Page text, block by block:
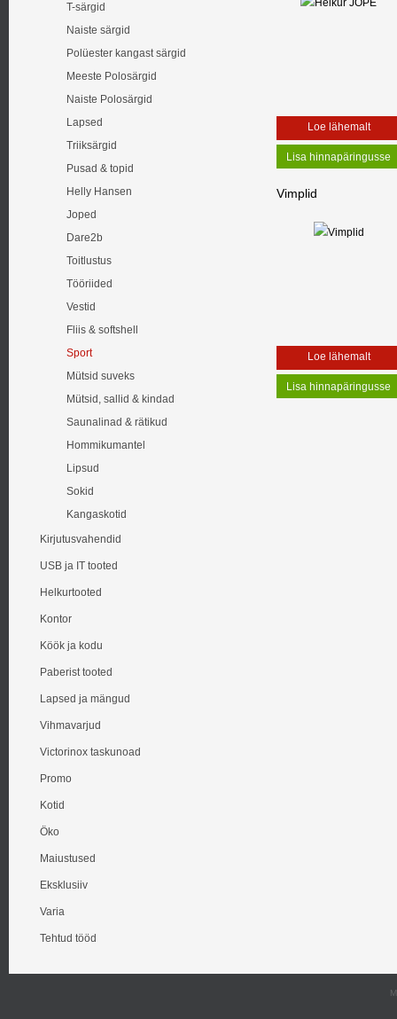
T-särgid
Naiste särgid
Polüester kangast särgid
Meeste Polosärgid
Naiste Polosärgid
Lapsed
Triiksärgid
Pusad & topid
Helly Hansen
Joped
Dare2b
Toitlustus
Tööriided
Vestid
Fliis & softshell
Sport
Mütsid suveks
Mütsid, sallid & kindad
Saunalinad & rätikud
Hommikumantel
Lipsud
Sokid
Kangaskotid
Kirjutusvahendid
USB ja IT tooted
Helkurtooted
Kontor
Köök ja kodu
Paberist tooted
Lapsed ja mängud
Vihmavarjud
Victorinox taskunoad
Promo
Kotid
Öko
Maiustused
Eksklusiiv
Varia
Tehtud tööd
Loe lähemalt
Vimplid
Loe lähemalt